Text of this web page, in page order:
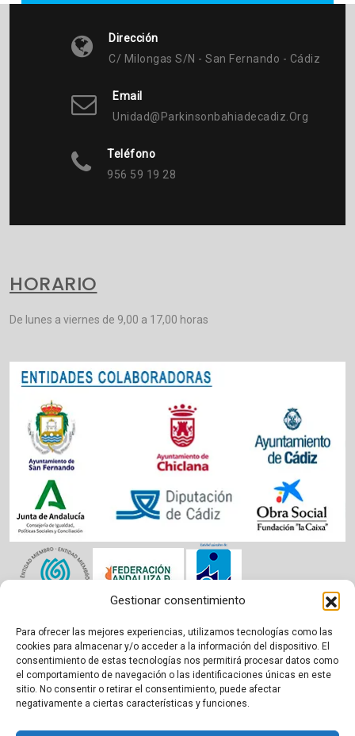
Gestionar consentimiento
Para ofrecer las mejores experiencias, utilizamos tecnologías como las
cookies para almacenar y/o acceder a la información del dispositivo. El
consentimiento de estas tecnologías nos permitirá procesar datos como
el comportamiento de navegación o las identificaciones únicas en este
sitio. No consentir o retirar el consentimiento, puede afectar
negativamente a ciertas características y funciones.
Dirección
C/ Milongas S/n - San Fernando - Cádiz
Email
Unidad@parkinsonbahiadecadiz.org
Teléfono
956 59 19 28
HORARIO
De lunes a viernes de 9,00 a 17,00 horas
Aviso legal|Política de cookies|Privacidad